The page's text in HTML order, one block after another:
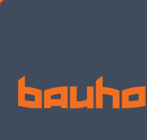
Lülitid ja pistikupesad -